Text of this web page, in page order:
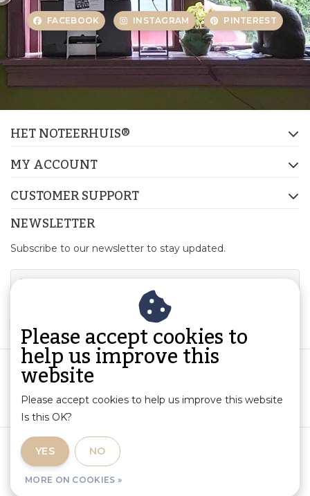
FACEBOOK INSTAGRAM PINTEREST
HET NOTEERHUIS®
MY ACCOUNT
CUSTOMER SUPPORT
NEWSLETTER
Subscribe to our newsletter to stay updated.
Terms and Conditions
Privacy Policy
Please accept cookies to
help us improve this
website
Please accept cookies to help us improve this website
Is this OK?
YES NO
MORE ON COOKIES »